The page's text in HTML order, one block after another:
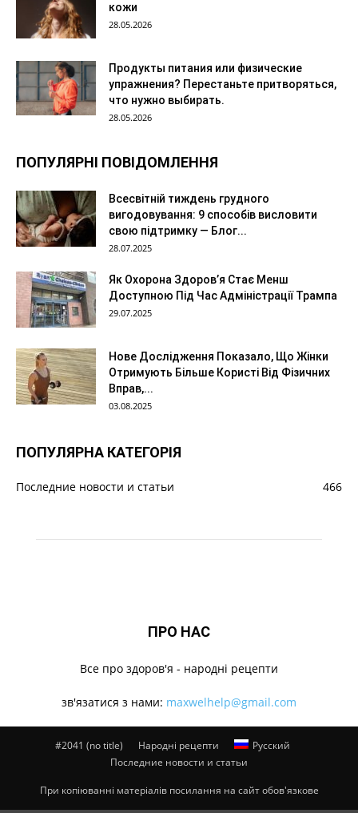
кожи
28.05.2026
Продукты питания или физические
упражнения? Перестаньте притворяться,
что нужно выбирать.
28.05.2026
ПОПУЛЯРНІ ПОВІДОМЛЕННЯ
Всесвітній тиждень грудного
вигодовування: 9 способів висловити
свою підтримку — Блог...
28.07.2025
Як Охорона Здоров’я Стає Менш
Доступною Під Час Адміністрації Трампа
29.07.2025
Нове Дослідження Показало, Що Жінки
Отримують Більше Користі Від Фізичних
Вправ,...
03.08.2025
ПОПУЛЯРНА КАТЕГОРІЯ
Последние новости и статьи 466
ПРО НАС
Все про здоров'я - народні рецепти
зв'язатися з нами: maxwelhelp@gmail.com
#2041 (no title) Народні рецепти
Русский
Последние новости и статьи
При копіюванні матеріалів посилання на сайт обов'язкове